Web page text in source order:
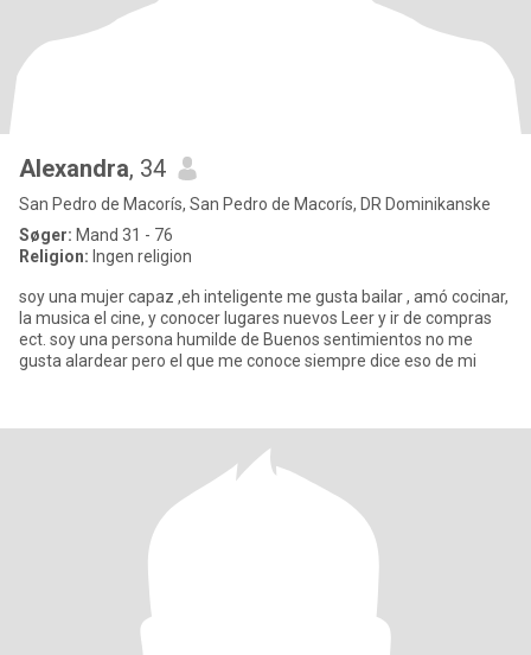
Alexandra, 34
San Pedro de Macorís, San Pedro de Macorís, DR Dominikanske
Søger: Mand 31 - 76
Religion: Ingen religion
soy una mujer capaz ,eh inteligente me gusta bailar , amó cocinar,
la musica el cine, y conocer lugares nuevos Leer y ir de compras
ect. soy una persona humilde de Buenos sentimientos no me
gusta alardear pero el que me conoce siempre dice eso de mi